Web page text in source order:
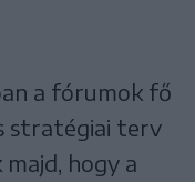
a fórumok fő
stratégiai terv
hogy a